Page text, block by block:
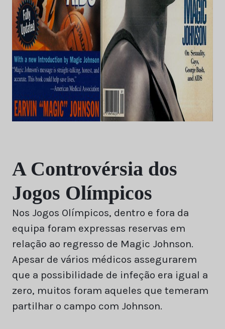
A Controvérsia dos
Jogos Olímpicos
Nos Jogos Olímpicos, dentro e fora da
equipa foram expressas reservas em
relação ao regresso de Magic Johnson.
Apesar de vários médicos assegurarem
que a possibilidade de infeção era igual a
zero, muitos foram aqueles que temeram
partilhar o campo com Johnson.